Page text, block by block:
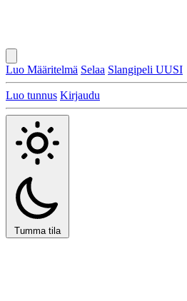
Luo Määritelmä Selaa Slangipeli UUSI
Luo tunnus Kirjaudu
Tumma tila